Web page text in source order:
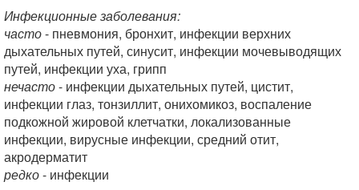
Инфекционные заболевания:
часто- пневмония, бронхит, инфекции верхних
дыхательных путей, синусит, инфекции мочевыводящих
путей, инфекции уха, грипп
нечасто- инфекции дыхательных путей, цистит,
инфекции глаз, тонзиллит, онихомикоз, воспаление
подкожной жировой клетчатки, локализованные
инфекции, вирусные инфекции, средний отит,
акродерматит
редко- инфекции